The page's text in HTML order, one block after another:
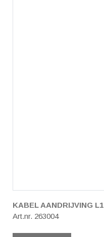
KABEL AANDRIJVING L1
Art.nr. 263004